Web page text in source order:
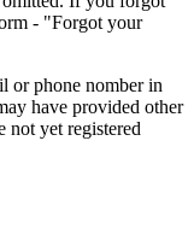
- "Forgot your
or phone nomber in
have provided other
not yet registered